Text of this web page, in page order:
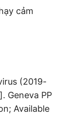
cảm
(2019-
Geneva PP
Available